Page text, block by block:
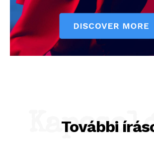
További